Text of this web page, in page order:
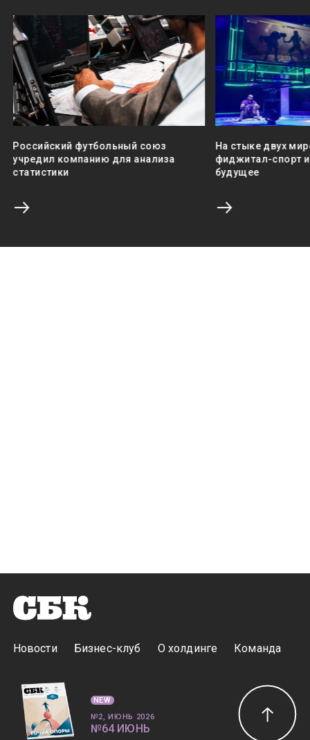
Российский футбольный союз
учредил компанию для анализа
статистики
На стыке двух
фиджитал-спорт
будущее
Новости Бизнес-клуб О холдинге Команда
NEW
№2, ИЮНЬ 2026
№64 ИЮНЬ